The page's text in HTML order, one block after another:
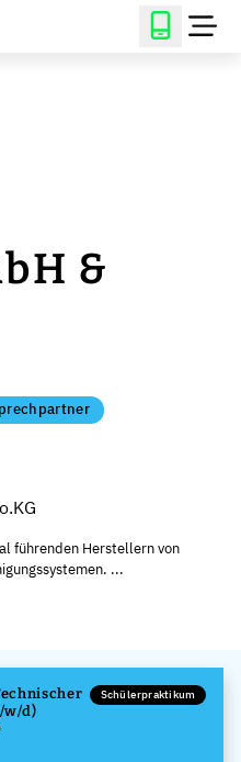
&
führenden Herstellern von
...
w/d)
Schülerpraktikum